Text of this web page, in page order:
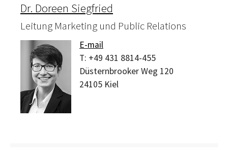
Dr. Doreen Siegfried
Leitung Marketing und Public Relations
E-mail
T: +49 431 8814-455
Düsternbrooker Weg 120
24105 Kiel